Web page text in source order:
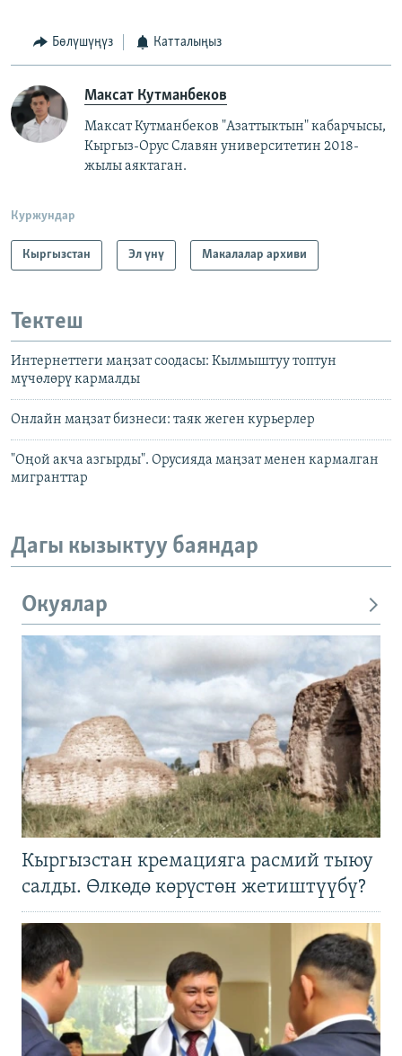
240p
720p
Бөлүшүңүз Катталыңыз
Максат Кутманбеков
Максат Кутманбеков "Азаттыктын" кабарчысы,
Кыргыз-Орус Славян университетин 2018-
жылы аяктаган.
Куржундар
Кыргызстан Эл үнү Макалалар архиви
Тектеш
Интернеттеги маңзат соодасы: Кылмыштуу топтун
мүчөлөрү кармалды
Онлайн маңзат бизнеси: таяк жеген курьерлер
"Оңой акча азгырды". Орусияда маңзат менен кармалган
мигранттар
Дагы кызыктуу баяндар
Окуялар
Кыргызстан кремацияга расмий тыюу
салды. Өлкөдө көрүстөн жетиштүүбү?